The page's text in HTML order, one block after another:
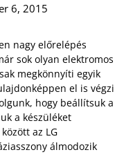
6, 2015
nagy előrelépés
sok olyan elektromos
megkönnyíti egyik
el is végzi
hogy beállítsuk a
a készüléket
az LG
álmodozik